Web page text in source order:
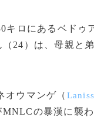
キロにあるベドゥ
（24）は、母親と
ウマンゲ（
MNLCの暴漢に襲